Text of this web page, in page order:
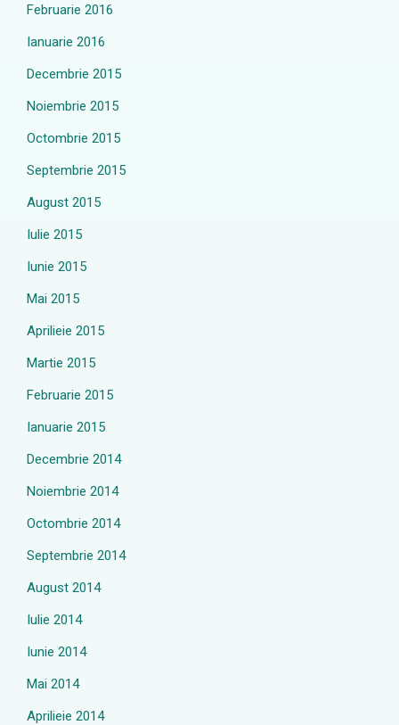
Februarie 2016
Ianuarie 2016
Decembrie 2015
Noiembrie 2015
Octombrie 2015
Septembrie 2015
August 2015
Iulie 2015
Iunie 2015
Mai 2015
Aprilieie 2015
Martie 2015
Februarie 2015
Ianuarie 2015
Decembrie 2014
Noiembrie 2014
Octombrie 2014
Septembrie 2014
August 2014
Iulie 2014
Iunie 2014
Mai 2014
Aprilieie 2014